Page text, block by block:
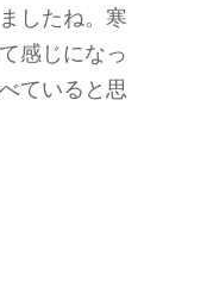
したね。寒
感じになっ
ていると思